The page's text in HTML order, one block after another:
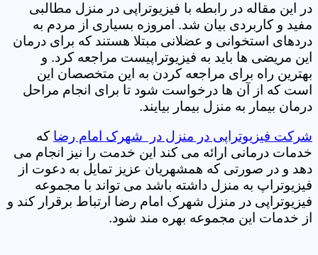
در این مقاله در رابطه با فیزیوتراپی در منزل مطالبی
مفید و کاربردی بیان شد. امروزه بسیاری از مردم به
دردهای استخوانی و عضلانی مبتلا هستند که برای درمان
این مریضی ها باید به فیزیوتراپیست مراجعه کرد. و
بهترین راه برای مراجعه کردن به این متخصصان این
است که از آن ها درخواست شود تا برای انجام مراحل
درمان بیمار به منزل بیمار بیایند.
شرکت فیزیوتراپی در منزل در شهرک امام رضا که
خدمات درمانی ارائه می کند این خدمت را نیز انجام می
دهد و در صورتی که همشهریان عزیز تمایل به دعوت از
فیزیوتراپ به منزل داشته باشد می تواند با مجموعه
فیزیوتراپی در منزل شهرک امام رضا ارتباط برقرار کند و
از خدمات این مجموعه بهره مند شود.